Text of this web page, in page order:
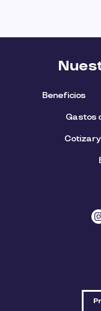
Beneficios
Gastos
Cotizar